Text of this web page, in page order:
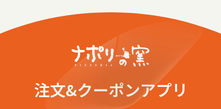
注文&クーポンアプリ